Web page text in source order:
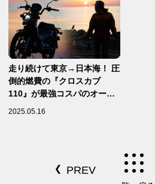
走り続けて東京→日本海！ 圧
倒的燃費の『クロスカブ
110』が最強コスパのオール
ラウンドバイクだ！
2025.05.16